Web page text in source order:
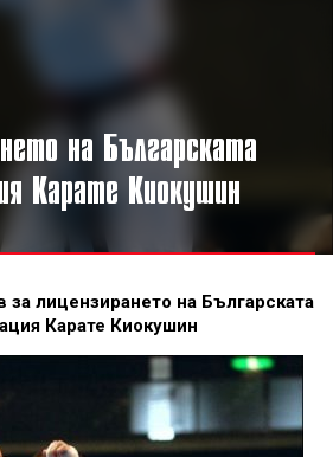
на Българската
Карате Киокушин
лицензирането на Българската
Карате Киокушин